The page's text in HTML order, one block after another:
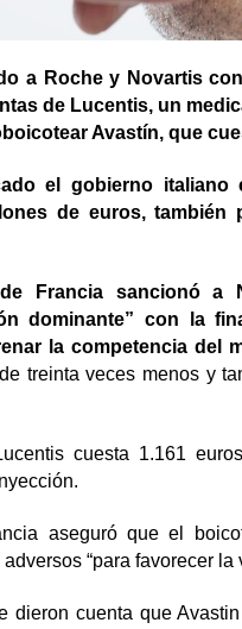
a Roche y Novartis
de Lucentis, un
Avastín, que
el gobierno italiano
de euros,
Francia sancionó a
dominante” con la
la competencia del
treinta veces menos y
cuesta 1.161
aseguró que el
“para favorecer la
dieron cuenta que